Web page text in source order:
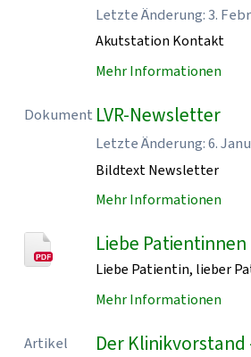
Letzte Änderung: 3.
Akutstation Kontakt
Mehr Informationen
Dokument LVR-Newsletter
Letzte Änderung: 6.
Bildtext Newsletter
Mehr Informationen
Liebe
Liebe Patientin, lieber
Mehr Informationen
Artikel Der Klinikvorstand